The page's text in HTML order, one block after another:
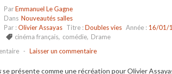
ParEmmanuel Le Gagne
Dans Nouveautés salles
Par :Olivier Assayas Titre :Doubles vies Année : 16/01/
cinéma français, comédie, Drame
- Laisser un commentaire
se présente comme une récréation pour Olivier